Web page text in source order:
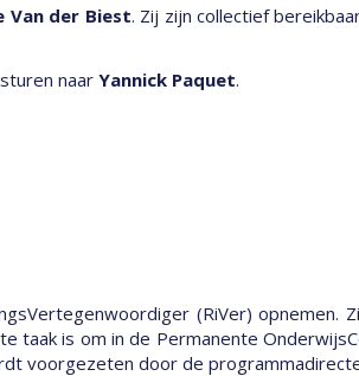
Van der Biest. Zij zijn collectief
naar Yannick Paquet.
(RiVer) opnemen.
is om in de Permanente
voorgezeten door de